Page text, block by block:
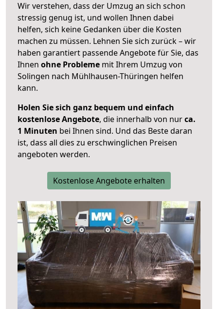
Wir verstehen, dass der Umzug an sich schon
stressig genug ist, und wollen Ihnen dabei
helfen, sich keine Gedanken über die Kosten
machen zu müssen. Lehnen Sie sich zurück – wir
haben garantiert passende Angebote für Sie, das
Ihnen ohne Probleme mit Ihrem Umzug von
Solingen nach Mühlhausen-Thüringen helfen
kann.
Holen Sie sich ganz bequem und einfach
kostenlose Angebote, die innerhalb von nurca.
1 Minuten bei Ihnen sind. Und das Beste daran
ist, dass all dies zu erschwinglichen Preisen
angeboten werden.
Kostenlose Angebote erhalten